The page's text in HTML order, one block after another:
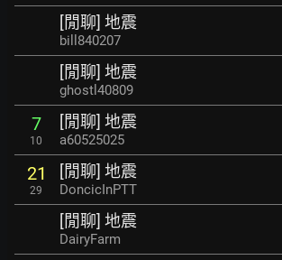
[閒聊] 地震
bill840207
[閒聊] 地震
ghostl40809
7
10
[閒聊] 地震
a60525025
21
29
[閒聊] 地震
DoncicInPTT
[閒聊] 地震
DairyFarm